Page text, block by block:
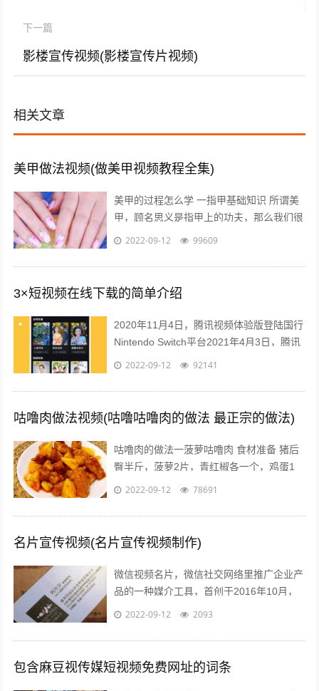
下一篇
影楼宣传视频(影楼宣传片视频)
相关文章
美甲做法视频(做美甲视频教程全集)
美甲的过程怎么学 一指甲基础知识 所谓美
甲，顾名思义是指甲上的功夫，那么我们很
有必要首先对指甲又一个充分的认识，什么
2022-09-12 99609
3×短视频在线下载的简单介绍
2020年11月4日，腾讯视频体验版登陆国行
Nintendo Switch平台2021年4月3日，腾讯
视频VIP 宣布，2021年4月10日零点起对
2022-09-12 92141
咕噜肉做法视频(咕噜咕噜肉的做法 最正宗的做法)
咕噜肉的做法一菠萝咕噜肉 食材准备 猪后
臀半斤，菠萝2片，青红椒各一个，鸡蛋1
个，水淀粉30ml，料酒15ml，盐5克，番茄
2022-09-12 78691
名片宣传视频(名片宣传视频制作)
微信视频名片，微信社交网络里推广企业产
品的一种媒介工具，首创于2016年10月，
由云视界择优推出用以帮助企业提升客咨量
2022-09-12 2093
包含麻豆视传媒短视频免费网址的词条